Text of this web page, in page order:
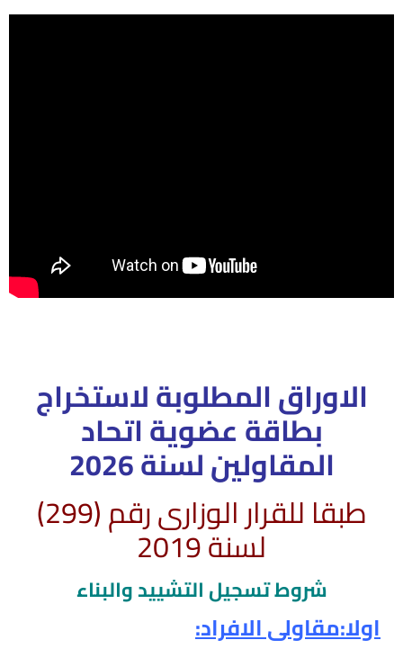
الاوراق المطلوبة لاستخراج
بطاقة عضوية اتحاد
المقاولين لسنة 2026
طبقا للقرار الوزارى رقم (299)
لسنة 2019
شروط تسجيل التشييد والبناء
اولا:مقاولى الافراد: